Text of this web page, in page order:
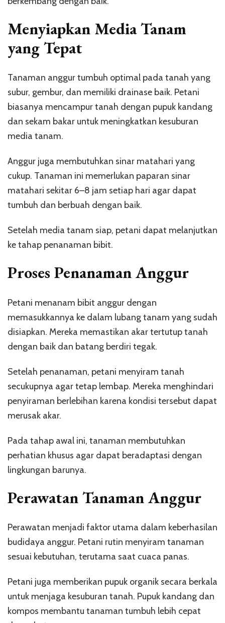
Menyiapkan Media Tanam
yang Tepat
Tanaman anggur tumbuh optimal pada tanah yang
subur, gembur, dan memiliki drainase baik. Petani
biasanya mencampur tanah dengan pupuk kandang
dan sekam bakar untuk meningkatkan kesuburan
media tanam.
Anggur juga membutuhkan sinar matahari yang
cukup. Tanaman ini memerlukan paparan sinar
matahari sekitar 6–8 jam setiap hari agar dapat
tumbuh dan berbuah dengan baik.
Setelah media tanam siap, petani dapat melanjutkan
ke tahap penanaman bibit.
Proses Penanaman Anggur
Petani menanam bibit anggur dengan
memasukkannya ke dalam lubang tanam yang sudah
disiapkan. Mereka memastikan akar tertutup tanah
dengan baik dan batang berdiri tegak.
Setelah penanaman, petani menyiram tanah
secukupnya agar tetap lembap. Mereka menghindari
penyiraman berlebihan karena kondisi tersebut dapat
merusak akar.
Pada tahap awal ini, tanaman membutuhkan
perhatian khusus agar dapat beradaptasi dengan
lingkungan barunya.
Perawatan Tanaman Anggur
Perawatan menjadi faktor utama dalam keberhasilan
budidaya anggur. Petani rutin menyiram tanaman
sesuai kebutuhan, terutama saat cuaca panas.
Petani juga memberikan pupuk organik secara berkala
untuk menjaga kesuburan tanah. Pupuk kandang dan
kompos membantu tanaman tumbuh lebih cepat